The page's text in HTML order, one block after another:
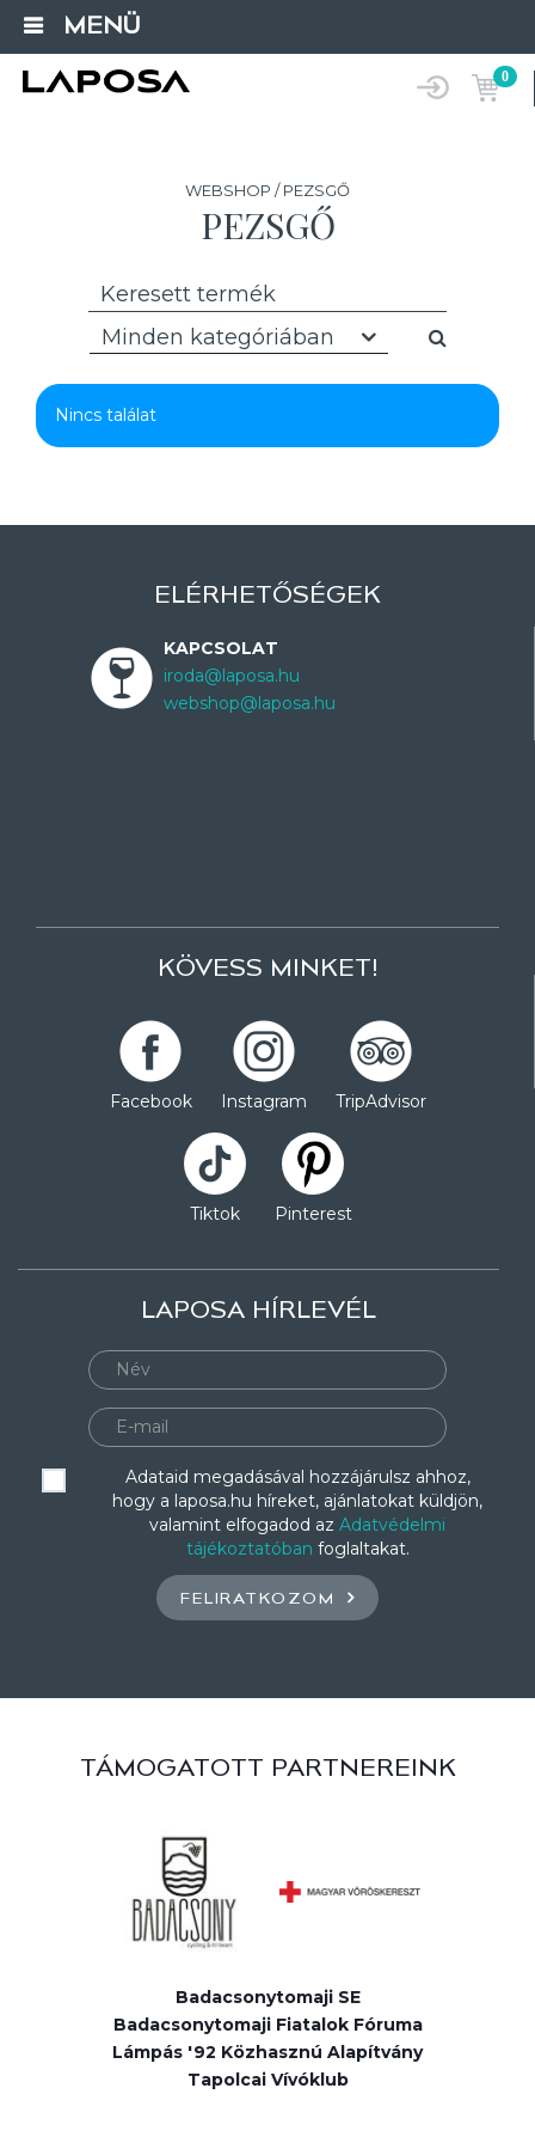
MENÜ
0
WEBSHOP / PEZSGŐ
PEZSGŐ
Minden kategóriában
Nincs találat
ELÉRHETŐSÉGEK
KAPCSOLAT
iroda@laposa.hu
webshop@laposa.hu
KÖVESS MINKET!
Facebook Instagram TripAdvisor
Tiktok Pinterest
LAPOSA HÍRLEVÉL
Adataid megadásával hozzájárulsz ahhoz,
hogy a laposa.hu híreket, ajánlatokat küldjön,
valamint elfogadod az Adatvédelmi
tájékoztatóban foglaltakat.
FELIRATKOZOM
TÁMOGATOTT PARTNEREINK
Badacsonytomaji SE
Badacsonytomaji Fiatalok Fóruma
Lámpás '92 Közhasznú Alapítvány
Tapolcai Vívóklub